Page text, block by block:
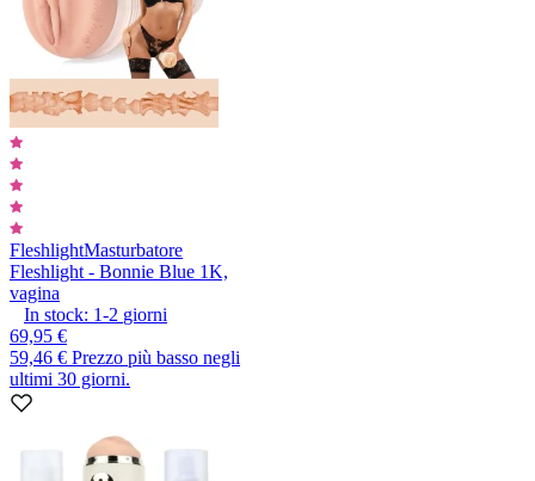
FleshlightMasturbatore
Fleshlight - Bonnie Blue 1K,
vagina
In stock: 1-2 giorni
69,95 €
59,46 € Prezzo più basso negli
ultimi 30 giorni.